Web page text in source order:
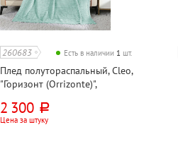
260683 Есть в наличии 1 шт.
Плед полутораспальный, Cleo,
"Горизонт (Orrizonte)",
2 300 руб.
Цена за штуку